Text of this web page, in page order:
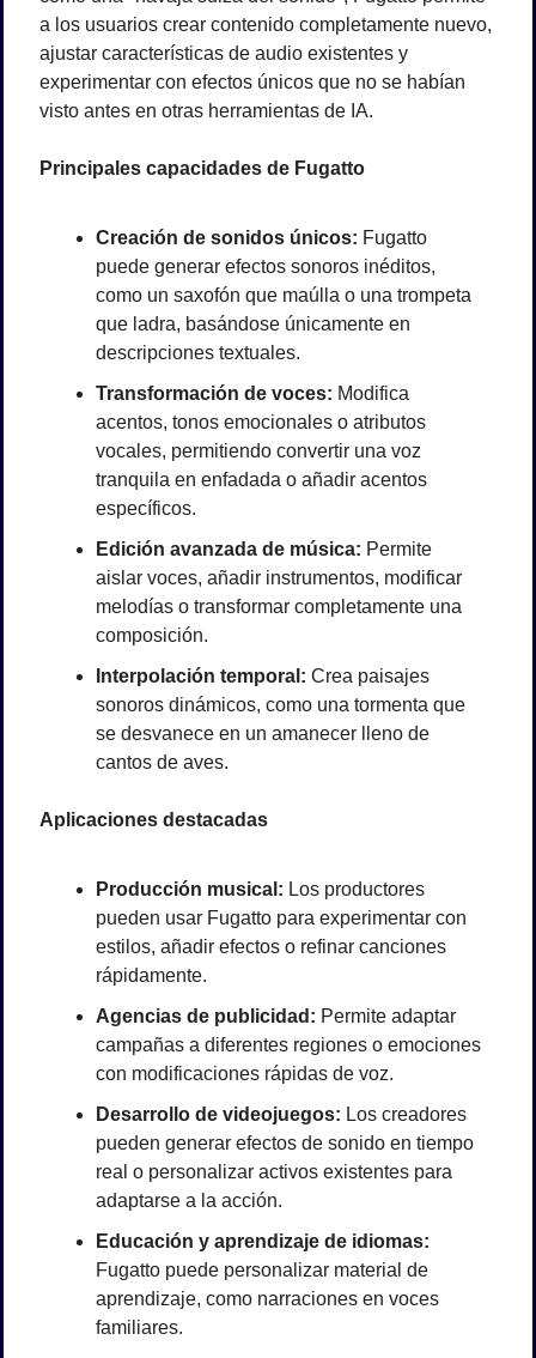
a los usuarios crear contenido completamente nuevo,
ajustar características de audio existentes y
experimentar con efectos únicos que no se habían
visto antes en otras herramientas de IA.
Principales capacidades de Fugatto
Creación de sonidos únicos: Fugatto
puede generar efectos sonoros inéditos,
como un saxofón que maúlla o una trompeta
que ladra, basándose únicamente en
descripciones textuales.
Transformación de voces: Modifica
acentos, tonos emocionales o atributos
vocales, permitiendo convertir una voz
tranquila en enfadada o añadir acentos
específicos.
Edición avanzada de música: Permite
aislar voces, añadir instrumentos, modificar
melodías o transformar completamente una
composición.
Interpolación temporal: Crea paisajes
sonoros dinámicos, como una tormenta que
se desvanece en un amanecer lleno de
cantos de aves.
Aplicaciones destacadas
Producción musical: Los productores
pueden usar Fugatto para experimentar con
estilos, añadir efectos o refinar canciones
rápidamente.
Agencias de publicidad: Permite adaptar
campañas a diferentes regiones o emociones
con modificaciones rápidas de voz.
Desarrollo de videojuegos: Los creadores
pueden generar efectos de sonido en tiempo
real o personalizar activos existentes para
adaptarse a la acción.
Educación y aprendizaje de idiomas:
Fugatto puede personalizar material de
aprendizaje, como narraciones en voces
familiares.